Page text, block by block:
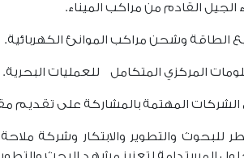
المهتمة بالمشاركة على تقديم
والتطوير والابتكار وشركة ملاحة